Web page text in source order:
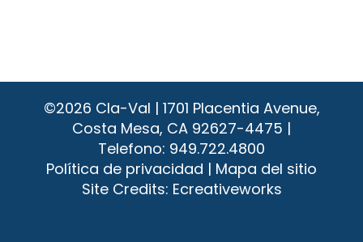
©2026 Cla-Val | 1701 Placentia Avenue,
Costa Mesa, CA 92627-4475 |
Telefono: 949.722.4800
Política de privacidad | Mapa del sitio
Site Credits: Ecreativeworks